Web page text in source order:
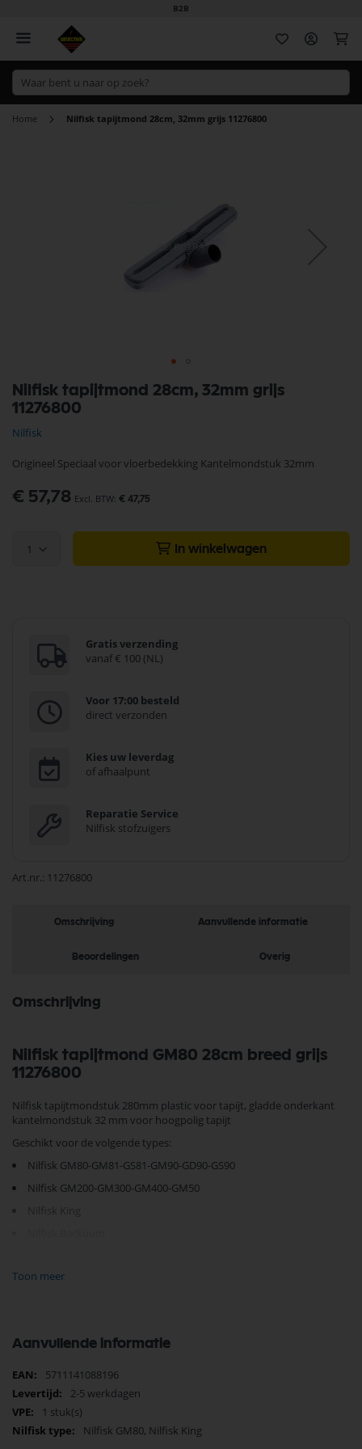
B2B
Home Nilfisk tapijtmond 28cm, 32mm grijs 11276800
Nilfisk tapijtmond 28cm, 32mm grijs
11276800
Nilfisk
Origineel Speciaal voor vloerbedekking Kantelmondstuk 32mm
€ 57,78 € 47,75
1 In winkelwagen
Gratis verzending
vanaf € 100 (NL)
Voor 17:00 besteld
direct verzonden
Kies uw leverdag
of afhaalpunt
Reparatie Service
Nilfisk stofzuigers
Art.nr. 11276800
naar
het
van
afbeeldingen-
Omschrijving Aanvullende informatie
Beoordelingen Overig
Omschrijving
Nilfisk tapijtmond GM80 28cm breed grijs
11276800
Nilfisk tapijtmondstuk 280mm plastic voor tapijt, gladde onderkant
kantelmondstuk 32 mm voor hoogpolig tapijt
Geschikt voor de volgende types:
Nilfisk GM80-GM81-GS81-GM90-GD90-GS90
Nilfisk GM200-GM300-GM400-GM50
Nilfisk King
Je vindt dit product in;
Nilfisk GM80 Stofzuiger Onderdelen
Nilfisk GM80 Zuigmond
Nilfisk Onderdelen
Koop nu de Nilfisk tapijtmond 28cm, 32mm grijs 11276800 van het
Toon meer
Aanvullende informatie
Meer
informatie
5711141088196
2-5 werkdagen
1 stuk(s)
Nilfisk GM80, Nilfisk King